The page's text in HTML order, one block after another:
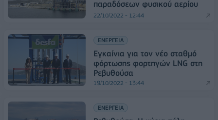
παραδόσεων φυσικού αερίου
22/10/2022 - 12:44
ΕΝΕΡΓΕΙΑ
Εγκαίνια για τον νέο σταθμό
φόρτωσης φορτηγών LNG στη
Ρεβυθούσα
19/10/2022 - 13:44
ΕΝΕΡΓΕΙΑ